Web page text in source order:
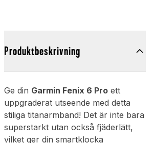
Produktbeskrivning
Ge din Garmin Fenix 6 Proett
uppgraderat utseende med detta
stiliga titanarmband! Det är inte bara
superstarkt utan också fjäderlätt,
vilket ger din smartklocka